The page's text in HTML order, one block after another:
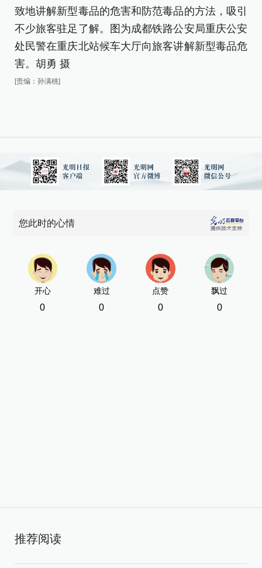
致地讲解新型毒品的危害和防范毒品的方法，吸引
不少旅客驻足了解。图为成都铁路公安局重庆公安
处民警在重庆北站候车大厅向旅客讲解新型毒品危
害。胡勇 摄
[责编：孙满桃]
您此时的心情
开心
0
难过
0
点赞
0
飘过
0
推荐阅读